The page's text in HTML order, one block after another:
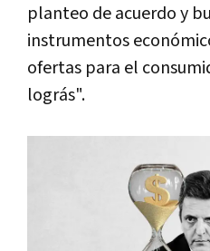
planteo de acuerdo y
instrumentos
ofertas para el
lográs".